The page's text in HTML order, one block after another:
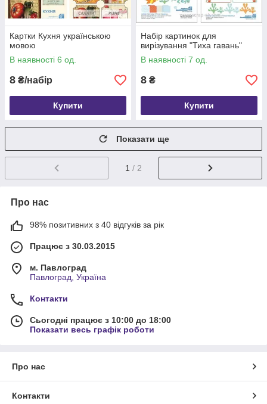
Картки Кухня українською
мовою
В наявності 6 од.
8 ₴/набір
Купити
Набір картинок для
вирізування "Тиха гавань"
В наявності 7 од.
8 ₴
Купити
Показати ще
1 / 2
Про нас
98% позитивних з 40 відгуків за рік
Працює з 30.03.2015
м. Павлоград
Павлоград, Україна
Контакти
Сьогодні працює з 10:00 до 18:00
Показати весь графік роботи
Про нас
Контакти